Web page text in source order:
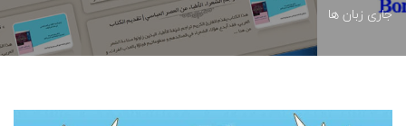
جاری زبان ها